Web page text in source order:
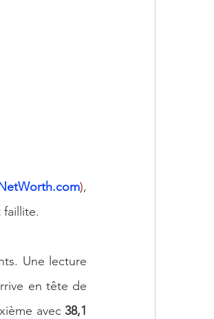
),
Une lecture
en tête de
avec 38,1